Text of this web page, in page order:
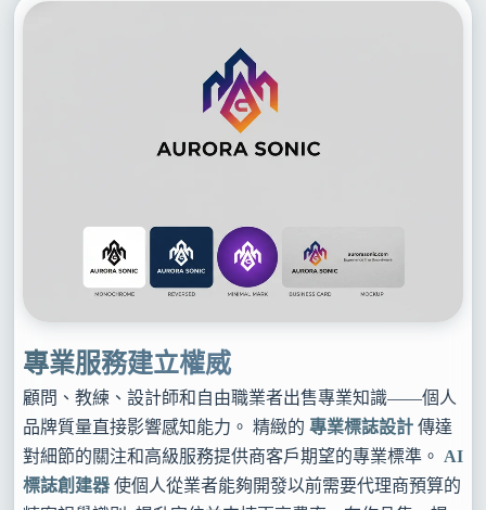
專業服務建立權威
顧問、教練、設計師和自由職業者出售專業知識——個人
品牌質量直接影響感知能力。 精緻的 專業標誌設計 傳達
對細節的關注和高級服務提供商客戶期望的專業標準。 AI
標誌創建器 使個人從業者能夠開發以前需要代理商預算的